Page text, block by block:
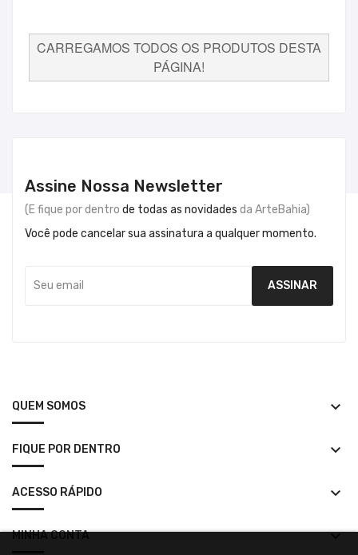
CARREGAMOS TODOS OS PRODUTOS DESTA
PÁGINA!
Assine Nossa Newsletter
(E fique por dentro de todas as novidades da ArteBahia)
Você pode cancelar sua assinatura a qualquer momento.
QUEM SOMOS keyboard_arrow_down
FIQUE POR DENTRO keyboard_arrow_down
ACESSO RÁPIDO keyboard_arrow_down
MINHA CONTA keyboard_arrow_down